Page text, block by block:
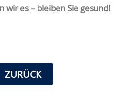
wir es – bleiben Sie gesund!
ZURÜCK